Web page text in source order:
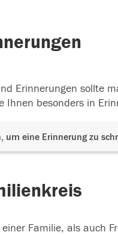
Erinnerungen sollte
Ihnen besonders in
um eine Erinnerung zu
Familie, als auch